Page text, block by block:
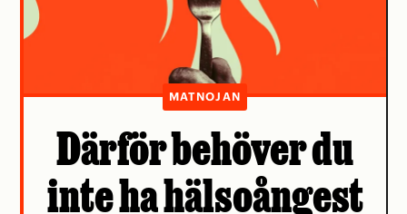
MATNOJAN
Därför behöver du
inte ha hälsoångest